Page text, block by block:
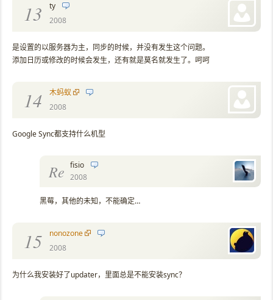
13
ty
2008
是设置的以服务器为主，同步的时候，并没有发生这个问题。
添加日历或修改的时候会发生，还有就是莫名就发生了。呵呵
14
木蚂蚁
2008
Google Sync都支持什么机型
Re fisio
2008
黑莓，其他的未知，不能确定…
15
nonozone
2008
为什么我安装好了updater，里面总是不能安装sync？